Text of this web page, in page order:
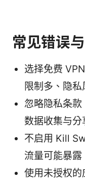
常见错误
选择免费
限制多、隐
忽略隐私条
数据收集与分
不启用 Kill
流量可能暴露
使用未授权的